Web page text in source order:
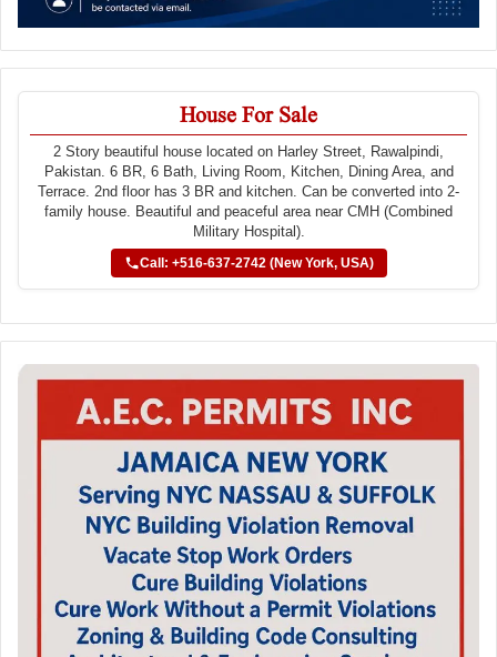
House For Sale
2 Story beautiful house located on Harley Street, Rawalpindi,
Pakistan. 6 BR, 6 Bath, Living Room, Kitchen, Dining Area, and
Terrace. 2nd floor has 3 BR and kitchen. Can be converted into 2-
family house. Beautiful and peaceful area near CMH (Combined
Military Hospital).
Call: +516-637-2742 (New York, USA)